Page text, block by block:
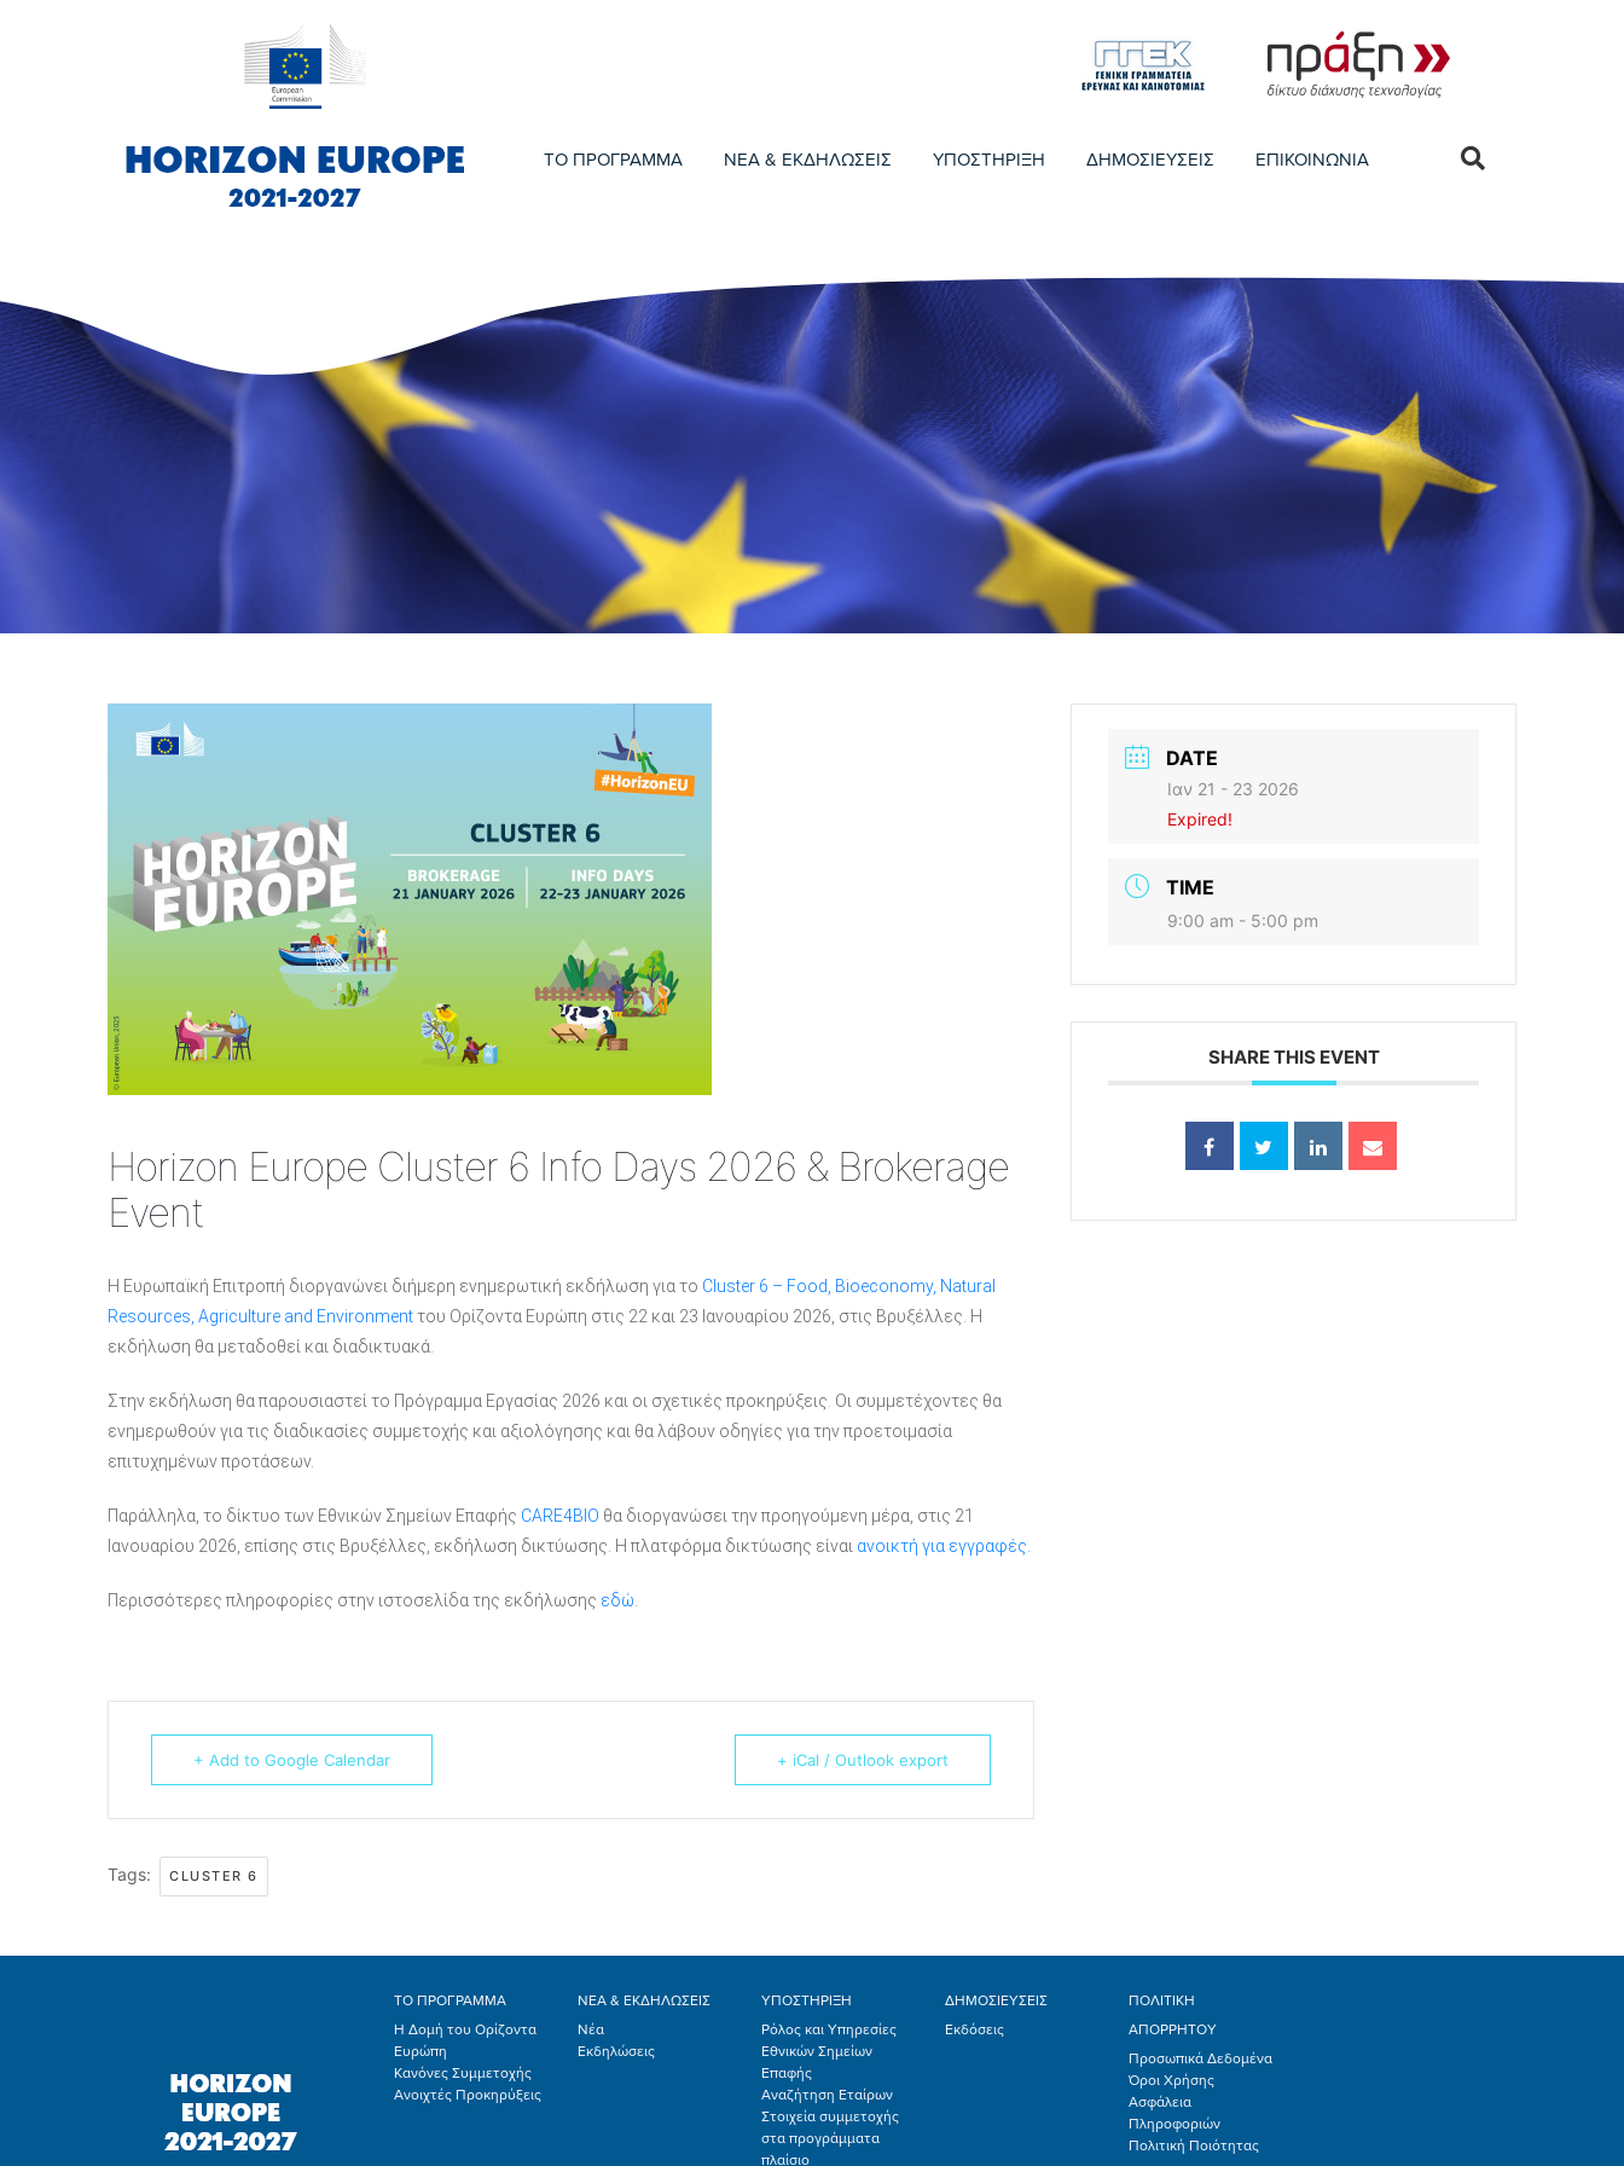
ΤΟ ΠΡΟΓΡΑΜΜΑ ΝΕΑ & ΕΚΔΗΛΩΣΕΙΣ ΥΠΟΣΤΗΡΙΞΗ ΔΗΜΟΣΙΕΥΣΕΙΣ ΕΠΙΚΟΙΝΩΝΙΑ
Horizon Europe Cluster 6 Info Days 2026 & Brokerage
Event
Η Ευρωπαϊκή Επιτροπή διοργανώνει διήμερη ενημερωτική εκδήλωση για το Cluster 6 – Food, Bioeconomy, Natural
Resources, Agriculture and Environmentτου Ορίζοντα Ευρώπη στις 22 και 23 Ιανουαρίου 2026, στις Βρυξέλλες. Η
εκδήλωση θα μεταδοθεί και διαδικτυακά.
Στην εκδήλωση θα παρουσιαστεί το Πρόγραμμα Εργασίας 2026 και οι σχετικές προκηρύξεις. Οι συμμετέχοντες θα
ενημερωθούν για τις διαδικασίες συμμετοχής και αξιολόγησης και θα λάβουν οδηγίες για την προετοιμασία
επιτυχημένων προτάσεων.
Παράλληλα, το δίκτυο των Εθνικών Σημείων Επαφής CARE4BIO θα διοργανώσει την προηγούμενη μέρα, στις 21
Ιανουαρίου 2026, επίσης στις Βρυξέλλες, εκδήλωση δικτύωσης. Η πλατφόρμα δικτύωσης είναι ανοικτή για εγγραφές.
Περισσότερες πληροφορίες στην ιστοσελίδα της εκδήλωσης εδώ
+ Add to Google Calendar + iCal / Outlook export
Tags: CLUSTER 6
DATE
Ιαν 21 - 23 2026
Expired!
TIME
9:00 am - 5:00 pm
SHARE THIS EVENT
ΤΟ ΠΡΟΓΡΑΜΜΑ
Η Δομή του Ορίζοντα
Ευρώπη
Κανόνες Συμμετοχής
Ανοιχτές Προκηρύξεις
ΝΕΑ & ΕΚΔΗΛΩΣΕΙΣ
Νέα
Εκδηλώσεις
ΥΠΟΣΤΗΡΙΞΗ
Ρόλος και Υπηρεσίες
Εθνικών Σημείων
Επαφής
Αναζήτηση Εταίρων
Στοιχεία συμμετοχής
στα προγράμματα
πλαίσιο
ΔΗΜΟΣΙΕΥΣΕΙΣ
Εκδόσεις
ΠΟΛΙΤΙΚΗ
ΑΠΟΡΡΗΤΟΥ
Προσωπικά Δεδομένα
Όροι Χρήσης
Ασφάλεια
Πληροφοριών
Πολιτική Ποιότητας